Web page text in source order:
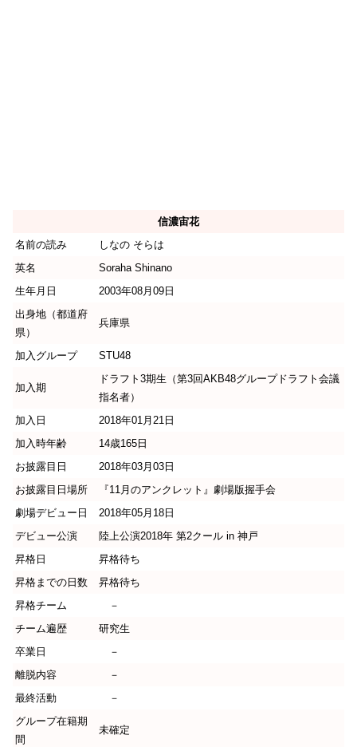
信濃宙花
名前の読み
しなの そらは
英名
Soraha Shinano
生年月日
2003年08月09日
出身地（都道府
県）
兵庫県
加入グループ STU48
加入期
ドラフト3期生（第3回AKB48グループドラフト会議
指名者）
加入日
2018年01月21日
加入時年齢
14歳165日
お披露目日
2018年03月03日
お披露目日場所
『11月のアンクレット』劇場版握手会
劇場デビュー日
2018年05月18日
デビュー公演
陸上公演2018年 第2クール in 神戸
昇格日
昇格待ち
昇格までの日数
昇格待ち
昇格チーム
－
チーム遍歴
研究生
卒業日
－
離脱内容
－
最終活動
－
グループ在籍期
間
未確定